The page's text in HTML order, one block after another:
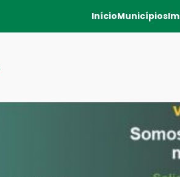
InícioMunicípios